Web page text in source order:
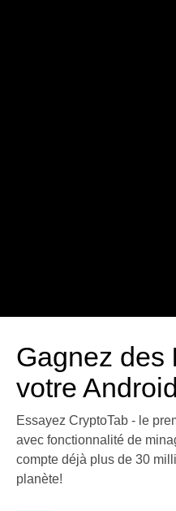
Gagnez des
votre Android
Essayez CryptoTab - le
avec fonctionnalité de
compte déjà plus de 30
planète!